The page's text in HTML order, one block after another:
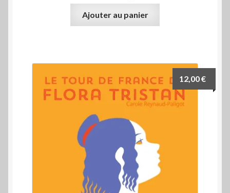
Ajouter au panier
12,00€